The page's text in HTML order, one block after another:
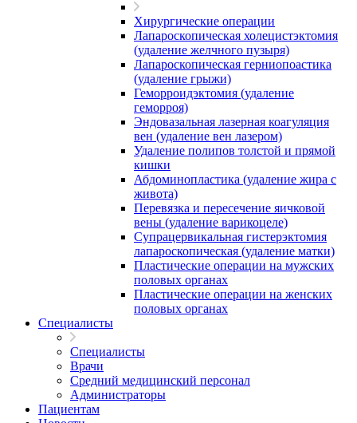
Хирургические операции
Лапароскопическая холецистэктомия
(удаление желчного пузыря)
Лапароскопическая герниопоастика
(удаление грыжи)
Геморроидэктомия (удаление
геморроя)
Эндовазальная лазерная коагуляция
вен (удаление вен лазером)
Удаление полипов толстой и прямой
кишки
Абдоминопластика (удаление жира с
живота)
Перевязка и пересечение яичковой
вены (удаление варикоцеле)
Супрацервикальная гистерэктомия
лапароскопическая (удаление матки)
Пластические операции на мужских
половых органах
Пластические операции на женских
половых органах
Специалисты
Специалисты
Врачи
Средний медицинский персонал
Администраторы
Пациентам